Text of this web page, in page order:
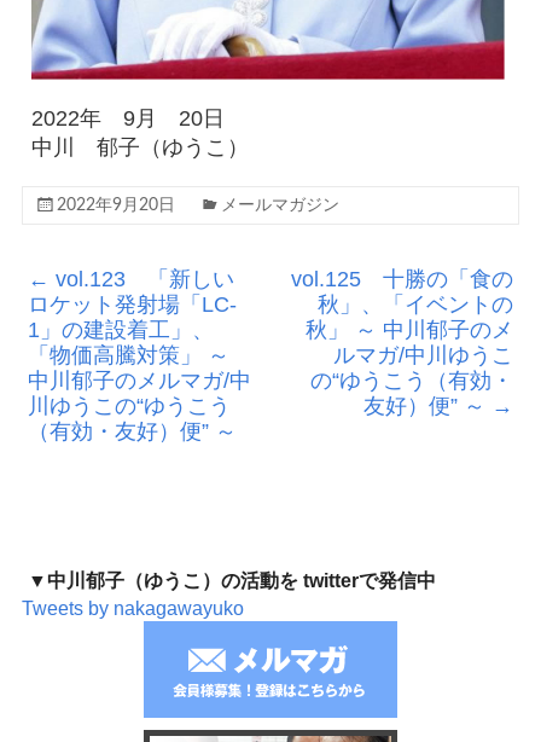
2022年 9月 20日
中川 郁子（ゆうこ）
2022年9月20日 メールマガジン
← vol.123 「新しい
ロケット発射場「LC-
1」の建設着工」、
「物価高騰対策」 ～
中川郁子のメルマガ/中
川ゆうこの“ゆうこう
（有効・友好）便” ～
vol.125 十勝の「食の
秋」、「イベントの
秋」 ～ 中川郁子のメ
ルマガ/中川ゆうこ
の“ゆうこう（有効・
友好）便” ～ →
▼中川郁子（ゆうこ）の活動を twitterで発信中
Tweets by nakagawayuko